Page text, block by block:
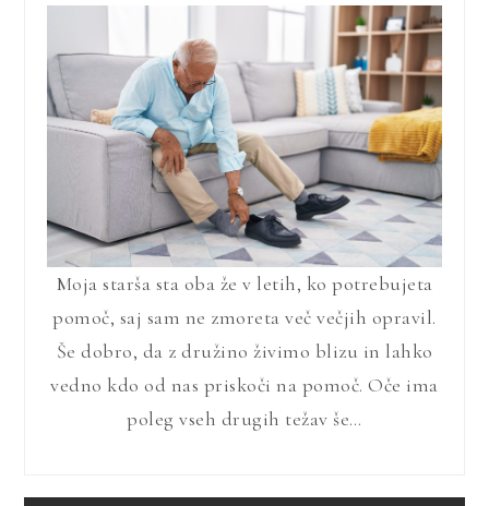
Moja starša sta oba že v letih, ko potrebujeta
pomoč, saj sam ne zmoreta več večjih opravil.
Še dobro, da z družino živimo blizu in lahko
vedno kdo od nas priskoči na pomoč. Oče ima
poleg vseh drugih težav še…